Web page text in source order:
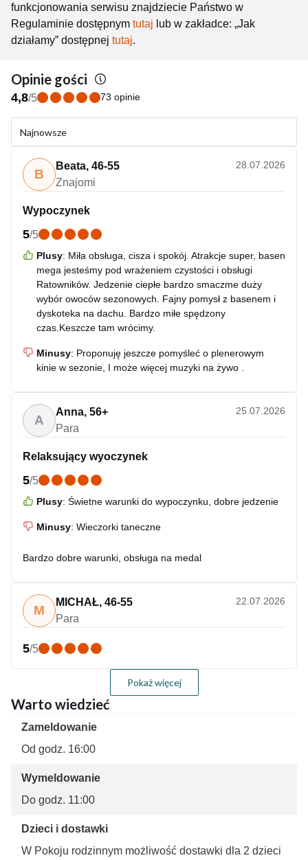
funkcjonowania serwisu znajdziecie Państwo w
Regulaminie dostępnym tutaj lub w zakładce: „Jak
działamy” dostępnej tutaj.
Opinie gości
4,8/5 73 opinie
Najnowsze
B
Beata, 46-55
Znajomi
Wypoczynek
5/5
Plusy: Miła obsługa, cisza i spokój. Atrakcje super, basen
mega jesteśmy pod wrażeniem czystości i obsługi
Ratowników. Jedzenie ciepłe bardzo smaczme duży
wybór owoców sezonowych. Fajny pomysł z basenem i
dyskoteka na dachu. Bardzo miłe spędzony
czas.Keszcze tam wrócimy.
Minusy: Proponuję jeszcze pomyśleć o plenerowym
kinie w sezonie, I może więcej muzyki na żywo .
28.07.2026
A
Anna, 56+
Para
Relaksujący wyoczynek
5/5
Plusy: Świetne warunki do wypoczynku, dobre jedzenie
Minusy: Wieczorki taneczne
Bardzo dobre warunki, obsługa na medal
25.07.2026
M
MICHAŁ, 46-55
Para
5/5
22.07.2026
Pokaż więcej
Warto wiedzieć
Zameldowanie
Od godz. 16:00
Wymeldowanie
Do godz. 11:00
Dzieci i dostawki
W Pokoju rodzinnym możliwość dostawki dla 2 dzieci